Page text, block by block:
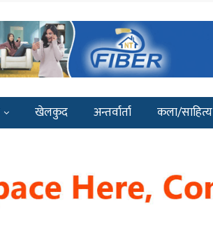
खेलकुद अन्तर्वार्ता कला/साहित्य